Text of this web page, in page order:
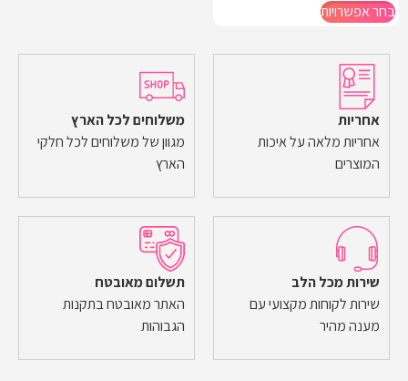
בחר אפשרויות
אחריות
אחריות מלאה על איכות
המוצרים
משלוחים לכל הארץ
מגוון של משלוחים לכל חלקי
הארץ
שירות מכל הלב
שירות לקוחות מקצועי עם
מענה מהיר
תשלום מאובטח
האתר מאובטח בתקנות
הגבוהות